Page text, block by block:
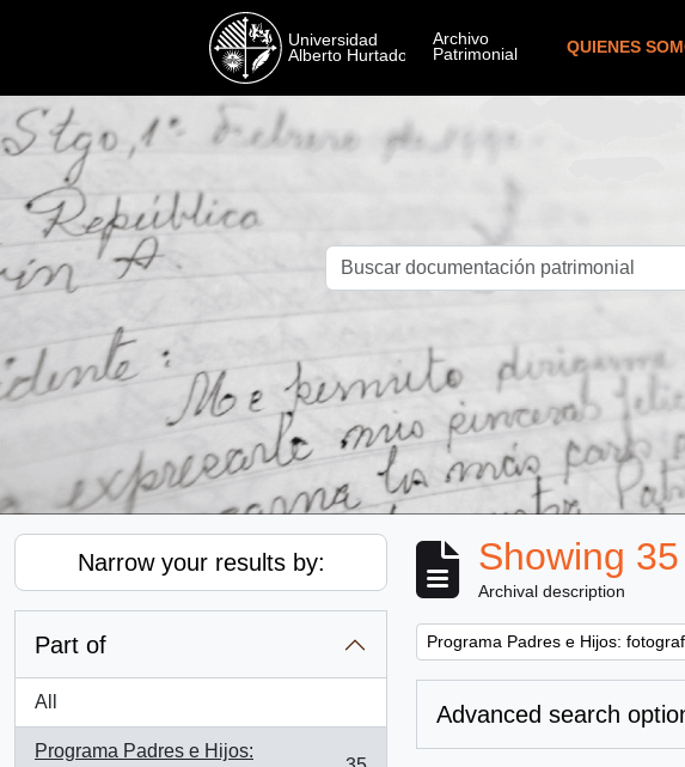
QUIENES
Narrow your results by:
Part of
All
Programa Padres e Hijos:
Showing
Archival description
Remove filter:
Programa Padres e Hijos:
Advanced search